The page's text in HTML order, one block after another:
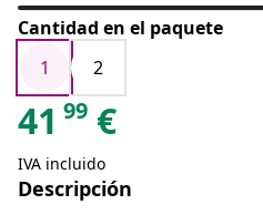
Cantidad en el paquete
1
2
41 99 €
IVA incluido
Descripción